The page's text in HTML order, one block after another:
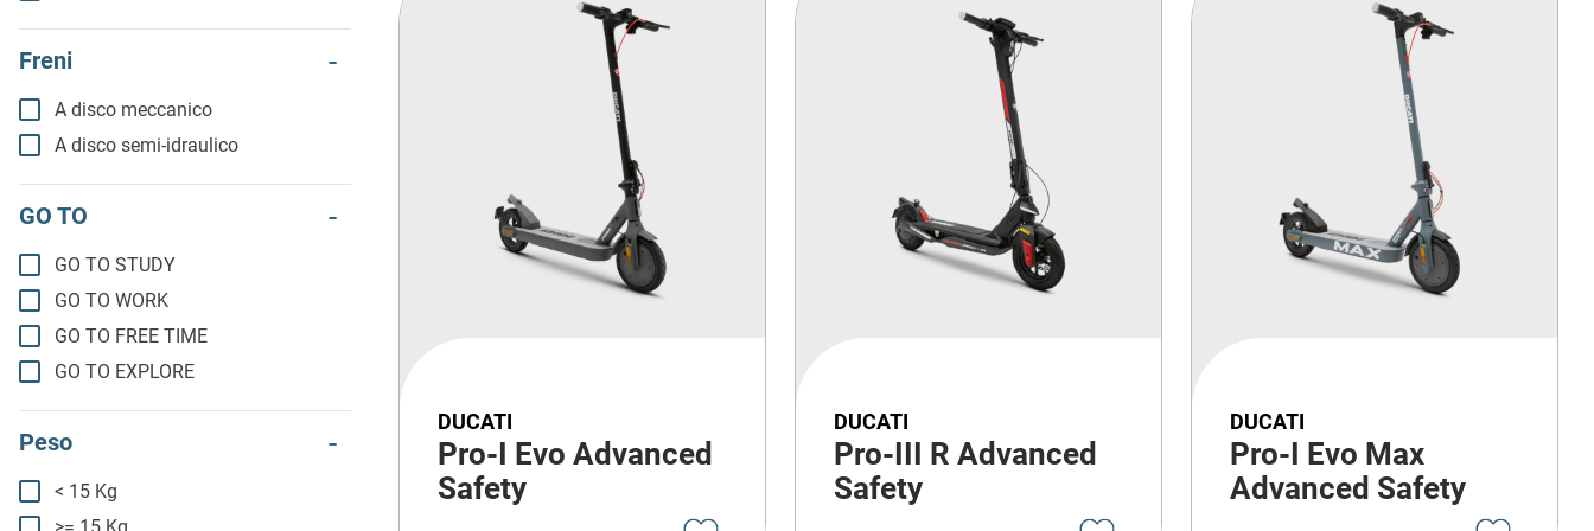
Freni
A disco meccanico
A disco semi-idraulico
GO TO
GO TO STUDY
GO TO WORK
GO TO FREE TIME
GO TO EXPLORE
Peso
< 15 Kg
DUCATI
Pro-I Evo Advanced
Safety
DUCATI
Pro-III R Advanced
Safety
DUCATI
Pro-I Evo Max
Advanced Safety